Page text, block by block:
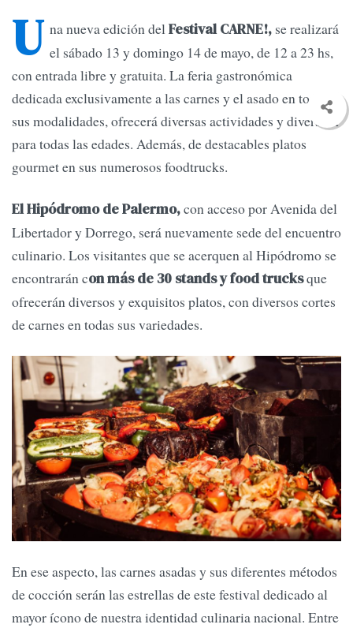
U na nueva edición delFestival CARNE!, se realizará
el sábado 13 y domingo 14 de mayo, de 12 a 23 hs,
con entrada libre y gratuita. La feria gastronómica
dedicada exclusivamente a las carnes y el asado en todas
sus modalidades, ofrecerá diversas actividades y diversión
para todas las edades. Además, de destacables platos
gourmet en sus numerosos foodtrucks.
El Hipódromo de Palermo,con acceso por Avenida del
Libertador y Dorrego, será nuevamente sede del encuentro
culinario. Los visitantes que se acerquen al Hipódromo se
encontrarán con más de 30 stands y food trucksque
ofrecerán diversos y exquisitos platos, con diversos cortes
de carnes en todas sus variedades.
En ese aspecto, las carnes asadas y sus diferentes métodos
de cocción serán las estrellas de este festival dedicado al
mayor ícono de nuestra identidad culinaria nacional. Entre